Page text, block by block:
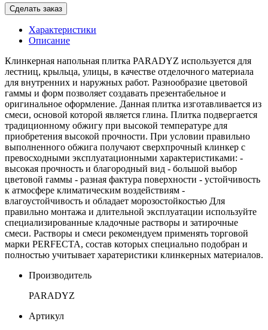
Сделать заказ
Характеристики
Описание
Клинкерная напольная плитка PARADYZ используется для
лестниц, крыльца, улицы, в качестве отделочного материала
для внутренних и наружных работ. Разнообразие цветовой
гаммы и форм позволяет создавать презентабельное и
оригинальное оформление. Данная плитка изготавливается из
смеси, основой которой является глина. Плитка подвергается
традиционному обжигу при высокой температуре для
приобретения высокой прочности. При условии правильно
выполненного обжига получают сверхпрочный клинкер с
превосходными эксплуатационными характеристиками: -
высокая прочность и благородный вид - большой выбор
цветовой гаммы - разная фактура поверхности - устойчивость
к атмосфере климатическим воздействиям -
влагоустойчивость и обладает морозостойкостью Для
правильно монтажа и длительной эксплуатации используйте
специализированные кладочные растворы и затирочные
смеси. Растворы и смеси рекомендуем применять торговой
марки PERFECTA, состав которых специально подобран и
полностью учитывает харатеристики клинкерных материалов.
Производитель
PARADYZ
Артикул